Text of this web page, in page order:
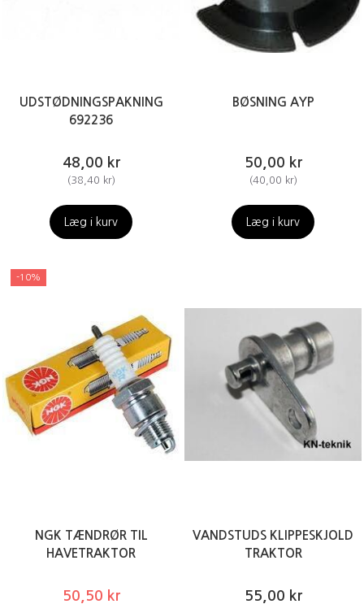
UDSTØDNINGSPAKNING
692236
48,00 kr
(38,40 kr)
Læg i kurv
BØSNING AYP
50,00 kr
(40,00 kr)
Læg i kurv
-10%
NGK TÆNDRØR TIL
HAVETRAKTOR
50,50 kr
VANDSTUDS KLIPPESKJOLD
TRAKTOR
55,00 kr